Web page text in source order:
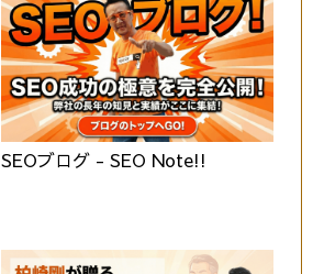
SEOブログ - SEO Note!!